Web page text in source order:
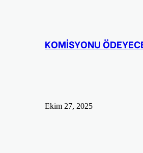
KOMİSYONU
Ekim 27, 2025